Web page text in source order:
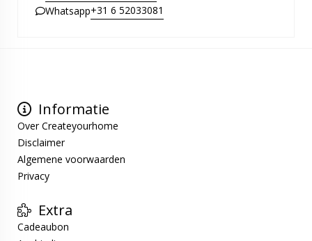
Whatsapp+31 6 52033081
Informatie
Over Createyourhome
Disclaimer
Algemene voorwaarden
Privacy
Extra
Cadeaubon